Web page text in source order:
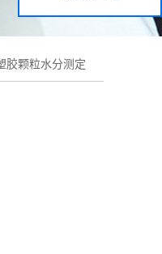
胶颗粒水分测定